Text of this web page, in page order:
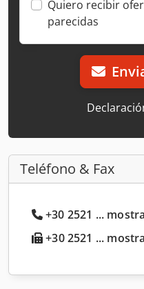
Quiero recibir
parecidas
Teléfono & Fax
+30 2521 ...
+30 2521 ...